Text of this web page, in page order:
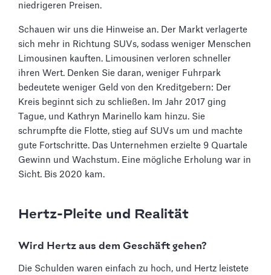
niedrigeren Preisen.
Schauen wir uns die Hinweise an. Der Markt verlagerte
sich mehr in Richtung SUVs, sodass weniger Menschen
Limousinen kauften. Limousinen verloren schneller
ihren Wert. Denken Sie daran, weniger Fuhrpark
bedeutete weniger Geld von den Kreditgebern: Der
Kreis beginnt sich zu schließen. Im Jahr 2017 ging
Tague, und Kathryn Marinello kam hinzu. Sie
schrumpfte die Flotte, stieg auf SUVs um und machte
gute Fortschritte. Das Unternehmen erzielte 9 Quartale
Gewinn und Wachstum. Eine mögliche Erholung war in
Sicht. Bis 2020 kam.
Hertz-Pleite und Realität
Wird Hertz aus dem Geschäft gehen?
Die Schulden waren einfach zu hoch, und Hertz leistete